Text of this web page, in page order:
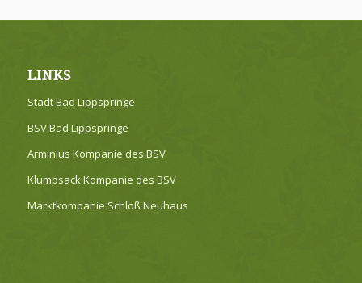
LINKS
Stadt Bad Lippspringe
BSV Bad Lippspringe
Arminius Kompanie des BSV
Klumpsack Kompanie des BSV
Marktkompanie Schloß Neuhaus